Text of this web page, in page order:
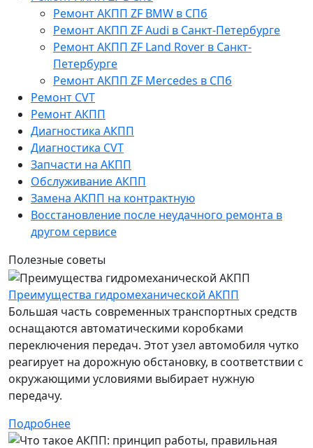
Ремонт АКПП ZF BMW в СПб
Ремонт АКПП ZF Audi в Санкт-Петербурге
Ремонт АКПП ZF Land Rover в Санкт-
Петербурге
Ремонт АКПП ZF Mercedes в СПб
Ремонт CVT
Ремонт AКПП
Диагностика АКПП
Диагностика CVT
Запчасти на АКПП
Обслуживание АКПП
Замена АКПП на контрактную
Восстановление после неудачного ремонта в
другом сервисе
Полезные советы
Преимущества гидромеханической АКПП
Большая часть современных транспортных средств
оснащаются автоматическими коробками
переключения передач. Этот узел автомобиля чутко
реагирует на дорожную обстановку, в соответствии с
окружающими условиями выбирает нужную
передачу.
Подробнее